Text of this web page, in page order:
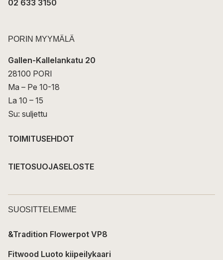
02 633 3150
PORIN MYYMÄLÄ
Gallen-Kallelankatu 20
28100 PORI
Ma – Pe 10-18
La 10 – 15
Su: suljettu
TOIMITUSEHDOT
TIETOSUOJASELOSTE
SUOSITTELEMME
&Tradition Flowerpot VP8
Fitwood Luoto kiipeilykaari